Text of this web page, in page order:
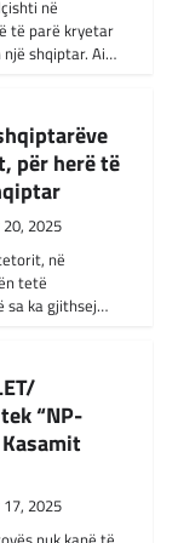
të
3, 2024
km në
që ka
Uashingtonit
ndihmë
14
11, 2023
në
Bresje,
dhe
në
tetë
ka gjithsej…
“NP-
2025
nuk kanë të
kontratave të
janë…
linjë
e
të